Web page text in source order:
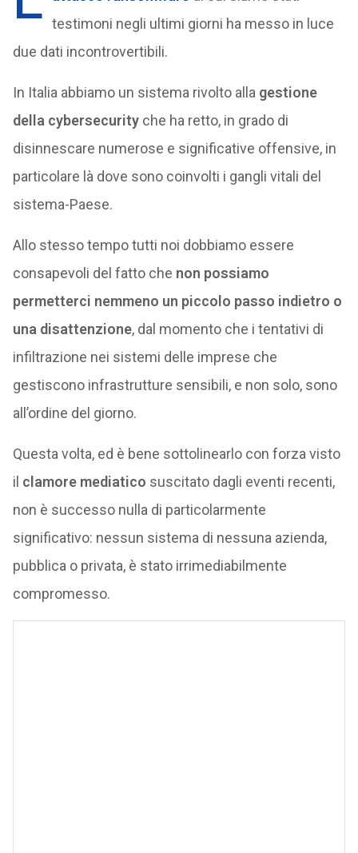
testimoni negli ultimi giorni ha messo in luce
due dati incontrovertibili.
In Italia abbiamo un sistema rivolto alla gestione
della cybersecurityche ha retto, in grado di
disinnescare numerose e significative offensive, in
particolare là dove sono coinvolti i gangli vitali del
sistema-Paese.
Allo stesso tempo tutti noi dobbiamo essere
consapevoli del fatto che non possiamo
permetterci nemmeno un piccolo passo indietro o
una disattenzione, dal momento che i tentativi di
infiltrazione nei sistemi delle imprese che
gestiscono infrastrutture sensibili, e non solo, sono
all’ordine del giorno.
Questa volta, ed è bene sottolinearlo con forza visto
il clamore mediatico suscitato dagli eventi recenti,
non è successo nulla di particolarmente
significativo: nessun sistema di nessuna azienda,
pubblica o privata, è stato irrimediabilmente
compromesso.